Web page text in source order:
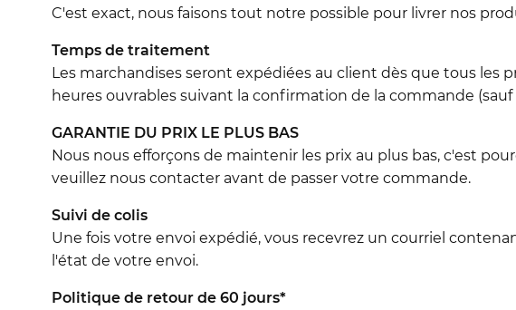
C'est exact, nous faisons tout notre possible pour livrer nos
Temps de traitement
Les marchandises seront expédiées au client dès que tous
heures ouvrables suivant la confirmation de la commande
GARANTIE DU PRIX LE PLUS BAS
Nous nous efforçons de maintenir les prix au plus bas, c'est
veuillez nous contacter avant de passer votre commande.
Suivi de colis
Une fois votre envoi expédié, vous recevrez un courriel
l'état de votre envoi.
Politique de retour de 60 jours*